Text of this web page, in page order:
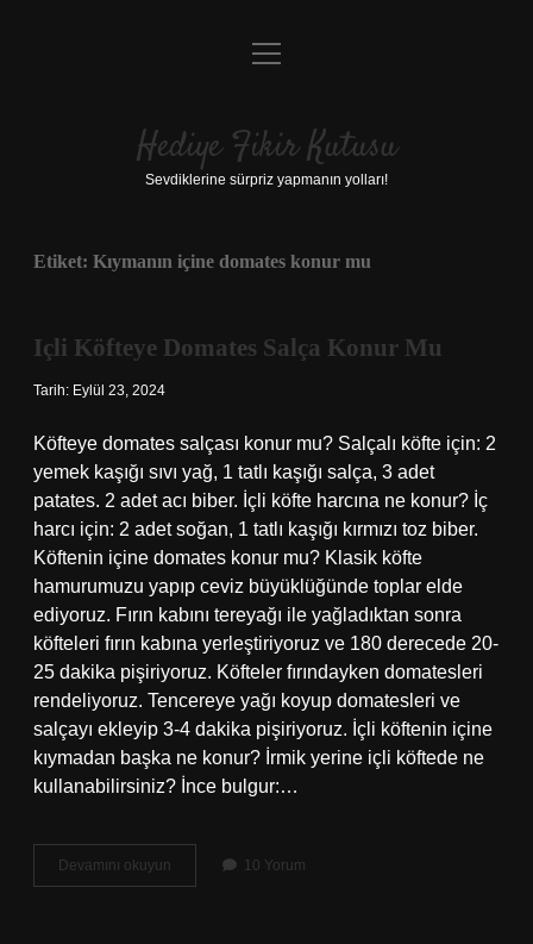
Anasayfa
Yasal Uyarı
menüyü
Hediye Fikir Kutusu
Sevdiklerine sürpriz yapmanın yolları!
Etiket: Kıymanın içine domates konur mu
Içli Köfteye Domates Salça Konur Mu
Tarih: Eylül 23, 2024
Köfteye domates salçası konur mu? Salçalı köfte için: 2
yemek kaşığı sıvı yağ, 1 tatlı kaşığı salça, 3 adet
patates. 2 adet acı biber. İçli köfte harcına ne konur? İç
harcı için: 2 adet soğan, 1 tatlı kaşığı kırmızı toz biber.
Köftenin içine domates konur mu? Klasik köfte
hamurumuzu yapıp ceviz büyüklüğünde toplar elde
ediyoruz. Fırın kabını tereyağı ile yağladıktan sonra
köfteleri fırın kabına yerleştiriyoruz ve 180 derecede 20-
25 dakika pişiriyoruz. Köfteler fırındayken domatesleri
rendeliyoruz. Tencereye yağı koyup domatesleri ve
salçayı ekleyip 3-4 dakika pişiriyoruz. İçli köftenin içine
kıymadan başka ne konur? İrmik yerine içli köftede ne
kullanabilirsiniz? İnce bulgur:…
Devamını okuyun
Köfteye
10 Yorum